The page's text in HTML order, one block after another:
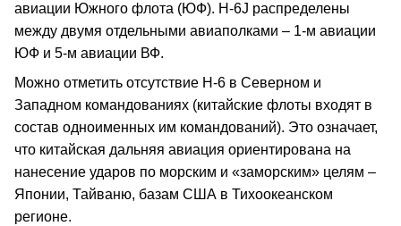
авиации Южного флота (ЮФ). Н-6J распределены
между двумя отдельными авиаполками – 1-м авиации
ЮФ и 5-м авиации ВФ.
Можно отметить отсутствие Н-6 в Северном и
Западном командованиях (китайские флоты входят в
состав одноименных им командований). Это означает,
что китайская дальняя авиация ориентирована на
нанесение ударов по морским и «заморским» целям –
Японии, Тайваню, базам США в Тихоокеанском
регионе.